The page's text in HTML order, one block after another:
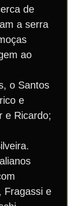
de
a serra
ao
o Santos
e
e Ricardo;
Fragassi e